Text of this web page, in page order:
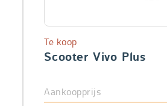
Scooter Vivo Plus
Te koop
Aankoopprijs